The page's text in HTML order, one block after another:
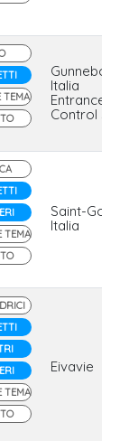
TEMA
Gunnebo
Italia
Entrance
Control SpA
TEMA
Saint-
Italia
TEMA
Eivavie